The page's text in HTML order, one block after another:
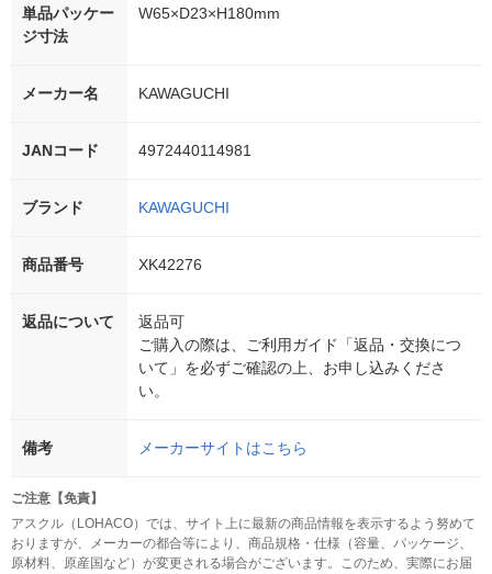
単品パッケー
ジ寸法
W65×D23×H180mm
メーカー名 KAWAGUCHI
JANコード 4972440114981
ブランド KAWAGUCHI
商品番号 XK42276
返品について
返品可
ご購入の際は、ご利用ガイド「返品・交換につ
いて」を必ずご確認の上、お申し込みくださ
い。
備考 メーカーサイトはこちら
ご注意【免責】
アスクル（LOHACO）では、サイト上に最新の商品情報を表示するよう努めて
おりますが、メーカーの都合等により、商品規格・仕様（容量、パッケージ、
原材料、原産国など）が変更される場合がございます。このため、実際にお届